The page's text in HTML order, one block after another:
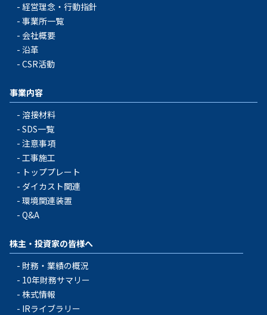
経営理念・行動指針
事業所一覧
会社概要
沿革
CSR活動
事業内容
溶接材料
SDS一覧
注意事項
工事施工
トッププレート
ダイカスト関連
環境関連装置
Q&A
株主・投資家の皆様へ
財務・業績の概況
10年財務サマリー
株式情報
IRライブラリー